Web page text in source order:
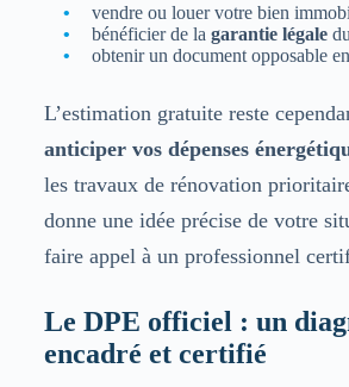
vendre ou louer votre bien
bénéficier de la garantie légaledu
obtenir un document opposable
L’estimation gratuite reste
anticiper vos dépenses
les travaux de rénovation
donne une idée précise de votre
faire appel à un professionnel
Le DPE officiel : un
encadré et certifié